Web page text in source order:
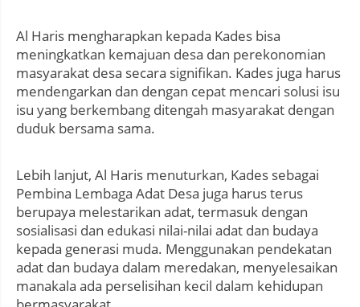
Al Haris mengharapkan kepada Kades bisa
meningkatkan kemajuan desa dan perekonomian
masyarakat desa secara signifikan. Kades juga harus
mendengarkan dan dengan cepat mencari solusi isu
isu yang berkembang ditengah masyarakat dengan
duduk bersama sama.
Lebih lanjut, Al Haris menuturkan, Kades sebagai
Pembina Lembaga Adat Desa juga harus terus
berupaya melestarikan adat, termasuk dengan
sosialisasi dan edukasi nilai-nilai adat dan budaya
kepada generasi muda. Menggunakan pendekatan
adat dan budaya dalam meredakan, menyelesaikan
manakala ada perselisihan kecil dalam kehidupan